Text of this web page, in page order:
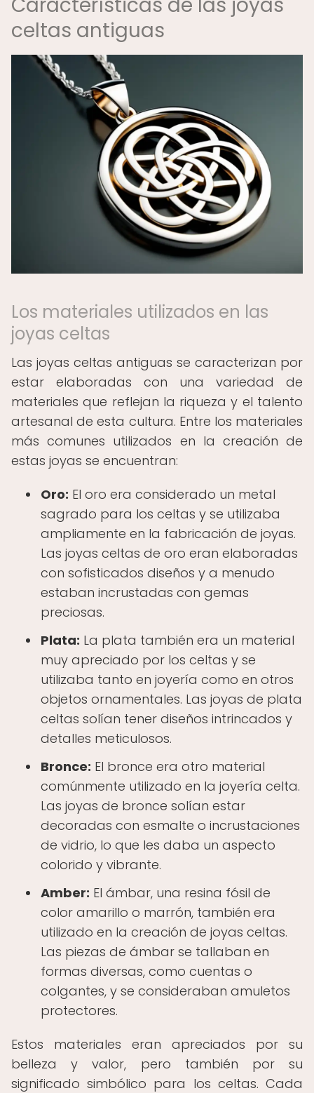
celtas antiguas
Los materiales utilizados en las
joyas celtas
Las joyas celtas antiguas se caracterizan por
estar elaboradas con una variedad de
materiales que reflejan la riqueza y el talento
artesanal de esta cultura. Entre los materiales
más comunes utilizados en la creación de
estas joyas se encuentran:
Oro: El oro era considerado un metal
sagrado para los celtas y se utilizaba
ampliamente en la fabricación de joyas.
Las joyas celtas de oro eran elaboradas
con sofisticados diseños y a menudo
estaban incrustadas con gemas
preciosas.
Plata: La plata también era un material
muy apreciado por los celtas y se
utilizaba tanto en joyería como en otros
objetos ornamentales. Las joyas de plata
celtas solían tener diseños intrincados y
detalles meticulosos.
Bronce: El bronce era otro material
comúnmente utilizado en la joyería celta.
Las joyas de bronce solían estar
decoradas con esmalte o incrustaciones
de vidrio, lo que les daba un aspecto
colorido y vibrante.
Amber: El ámbar, una resina fósil de
color amarillo o marrón, también era
utilizado en la creación de joyas celtas.
Las piezas de ámbar se tallaban en
formas diversas, como cuentas o
colgantes, y se consideraban amuletos
protectores.
Estos materiales eran apreciados por su
belleza y valor, pero también por su
significado simbólico para los celtas. Cada